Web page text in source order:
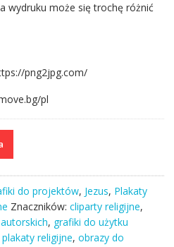
wydruku może się trochę różnić
png2jpg.com/
pl
do projektów, Jezus, Plakaty
Znaczników: cliparty religijne,
, grafiki do użytku
religijne, obrazy do